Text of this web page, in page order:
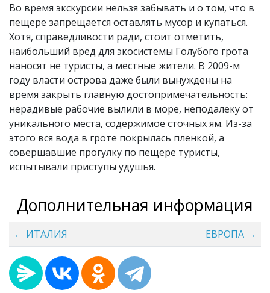
Во время экскурсии нельзя забывать и о том, что в
пещере запрещается оставлять мусор и купаться.
Хотя, справедливости ради, стоит отметить,
наибольший вред для экосистемы Голубого грота
наносят не туристы, а местные жители. В 2009-м
году власти острова даже были вынуждены на
время закрыть главную достопримечательность:
нерадивые рабочие вылили в море, неподалеку от
уникального места, содержимое сточных ям. Из-за
этого вся вода в гроте покрылась пленкой, а
совершавшие прогулку по пещере туристы,
испытывали приступы удушья.
Дополнительная информация
← ИТАЛИЯ ЕВРОПА →